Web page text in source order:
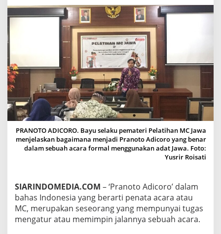
M
C
J
A
W
A
J
A
B
A
R
K
A
T
U
G
P
R
A
N
O
PRANOTO ADICORO. Bayu selaku pemateri Pelatihan MC Jawa
menjelaskan bagaimana menjadi Pranoto Adicoro yang benar
dalam sebuah acara formal menggunakan adat Jawa. Foto:
Yusrir Roisati
SIARINDOMEDIA.COM – ‘Pranoto Adicoro’ dalam
bahas Indonesia yang berarti penata acara atau
MC, merupakan seseorang yang mempunyai tugas
mengatur atau memimpin jalannya sebuah acara.